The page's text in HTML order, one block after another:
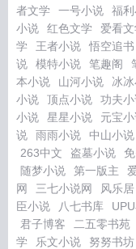
者文学
一号小说 福
小说
红色文学 爱看
学
王者小说 悟空追书
说
模特小说 笔趣阁
本小说
山河小说 冰
小说
顶点小说 功夫
小说
星星小说 元宝
说
雨雨小说 中山小说
263中文
盗墓小说
随梦小说
第一版主
网
三七小说网 风乐居
臣小说
八七书库
君子博客
二五零书苑
学
乐文小说 努努书坊